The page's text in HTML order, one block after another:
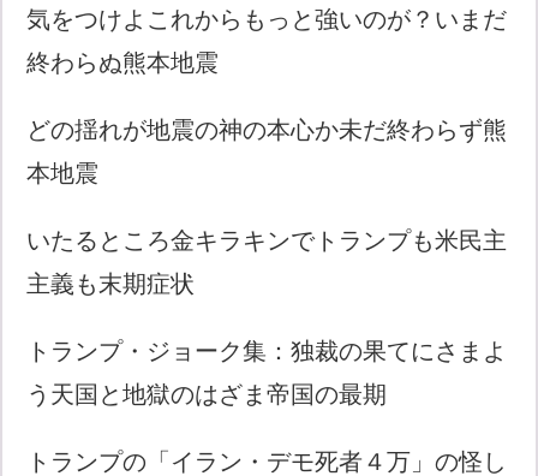
気をつけよこれからもっと強いのが？いまだ
終わらぬ熊本地震
どの揺れが地震の神の本心か未だ終わらず熊
本地震
いたるところ金キラキンでトランプも米民主
主義も末期症状
トランプ・ジョーク集：独裁の果てにさまよ
う天国と地獄のはざま帝国の最期
トランプの「イラン・デモ死者４万」の怪し